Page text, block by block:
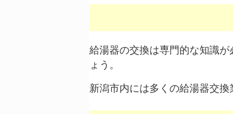
給湯器の交換は専門的な知識
ょう。
新潟市内には多くの給湯器交